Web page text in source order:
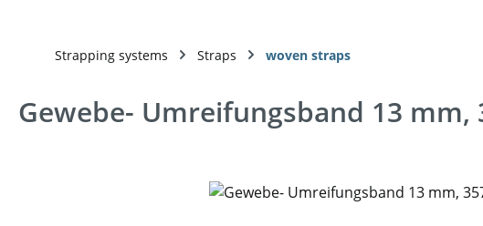
Strapping systems Straps woven straps
Gewebe- Umreifungsband 13 mm,